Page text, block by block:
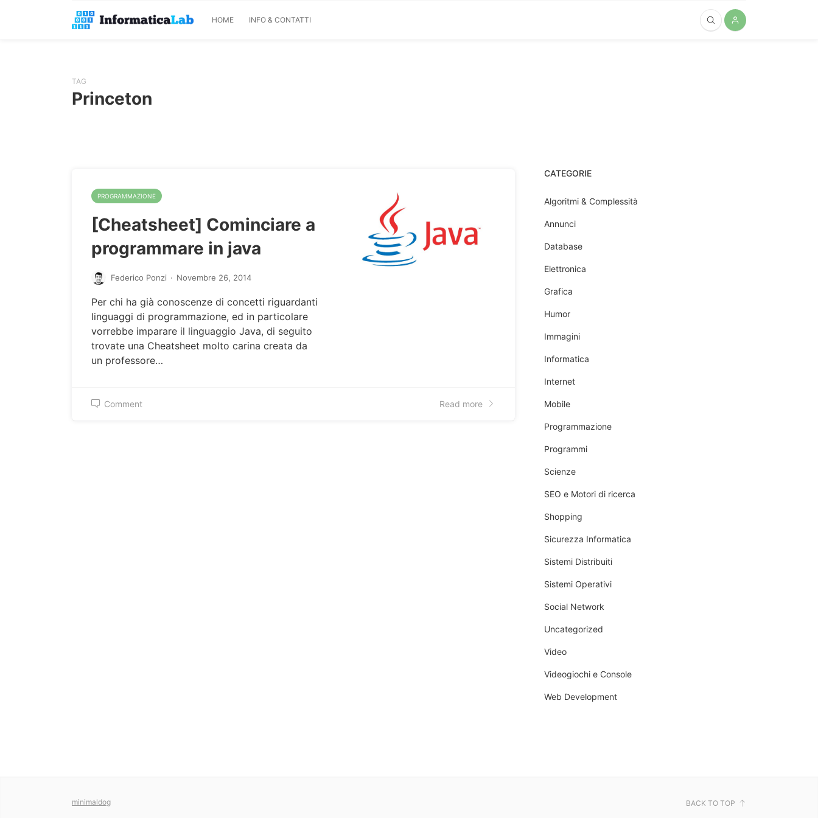
HOME INFO & CONTATTI
TAG
Princeton
PROGRAMMAZIONE
[Cheatsheet] Cominciare a
programmare in java
Federico Ponzi · Novembre 26, 2014
Per chi ha già conoscenze di concetti riguardanti
linguaggi di programmazione, ed in particolare
vorrebbe imparare il linguaggio Java, di seguito
trovate una Cheatsheet molto carina creata da
un professore…
Comment Read more
CATEGORIE
Algoritmi & Complessità
Annunci
Database
Elettronica
Grafica
Humor
Immagini
Informatica
Internet
Mobile
Programmazione
Programmi
Scienze
SEO e Motori di ricerca
Shopping
Sicurezza Informatica
Sistemi Distribuiti
Sistemi Operativi
Social Network
Uncategorized
Video
Videogiochi e Console
Web Development
minimaldog BACK TO TOP